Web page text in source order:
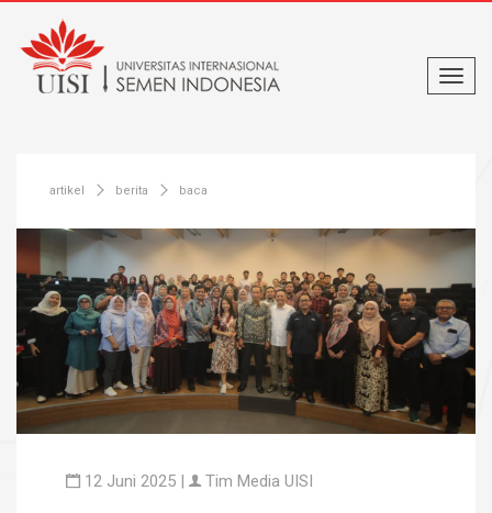
artikel berita baca
12 Juni 2025 | Tim Media UISI